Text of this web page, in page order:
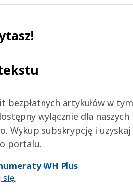
bezpłatnych artykułów w tym
wyłącznie dla naszych
Wykup subskrypcję i uzyskaj
portalu.
WH Plus
się.